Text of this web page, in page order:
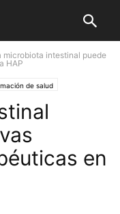
microbiota intestinal puede
HAP
de salud
en